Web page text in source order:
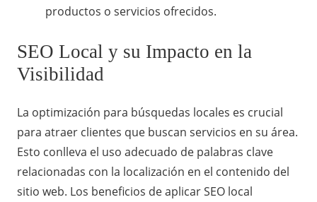
productos o servicios ofrecidos.
SEO Local y su Impacto en la
Visibilidad
La optimización para búsquedas locales es crucial
para atraer clientes que buscan servicios en su área.
Esto conlleva el uso adecuado de palabras clave
relacionadas con la localización en el contenido del
sitio web. Los beneficios de aplicar SEO local